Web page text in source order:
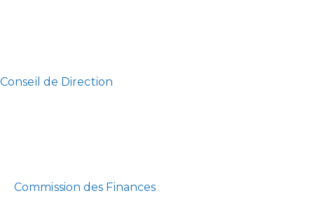
Conseil de Direction
Commission des Finances